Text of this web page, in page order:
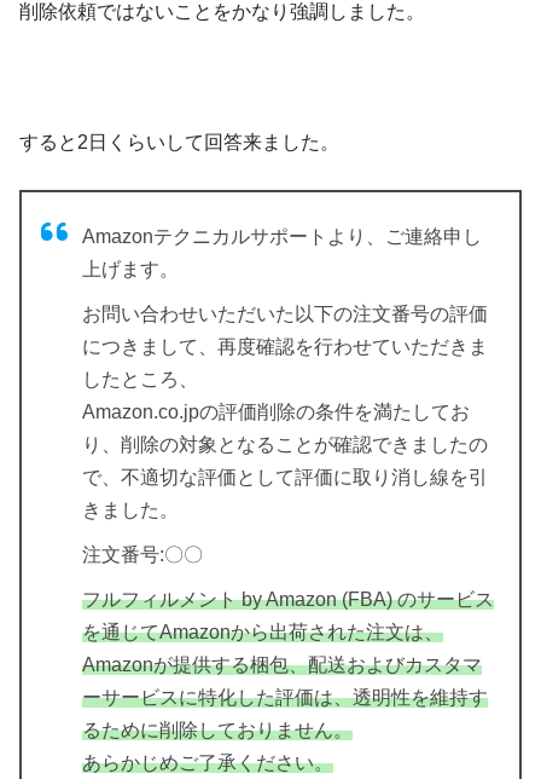
削除依頼ではないことをかなり強調しました。
すると2日くらいして回答来ました。
Amazonテクニカルサポートより、ご連絡申し
上げます。
お問い合わせいただいた以下の注文番号の評価
につきまして、再度確認を行わせていただきま
したところ、
Amazon.co.jpの評価削除の条件を満たしてお
り、削除の対象となることが確認できましたの
で、不適切な評価として評価に取り消し線を引
きました。
注文番号:〇〇
フルフィルメント by Amazon (FBA) のサービス
を通じてAmazonから出荷された注文は、
Amazonが提供する梱包、配送およびカスタマ
ーサービスに特化した評価は、透明性を維持す
るために削除しておりません。
あらかじめご了承ください。